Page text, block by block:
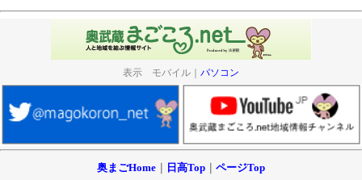
表示 モバイル｜ パソコン
奥まごHome 日高Top ページTop